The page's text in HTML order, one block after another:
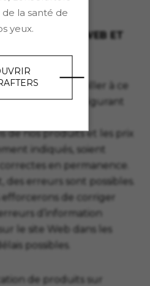
la santé de
yeux.
SUR LE SITE WEB ET
efforçons de veiller à ce
les informations figurant
de nos produits et les prix
indiqués, soient
en permanence.
des erreurs sont possibles.
efforcerons de corriger
d’information
le site Web dans les
possibles.
de produits sur